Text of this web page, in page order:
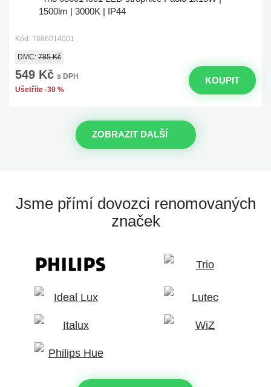
1500lm | 3000K | IP44
Kód: T686014001
DMC: 785 Kč
549 Kč s DPH
Ušetříte -30 %
KOUPIT
ZOBRAZIT DALŠÍ
Jsme přímí dovozci renomovaných
značek